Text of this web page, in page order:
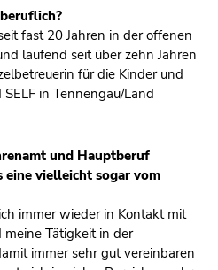
fast 20 Jahren in der offenen
laufend seit über zehn Jahren
für die Kinder und
in Tennengau/Land
und Hauptberuf
vielleicht sogar vom
immer wieder in Kontakt mit
Tätigkeit in der
immer sehr gut vereinbaren